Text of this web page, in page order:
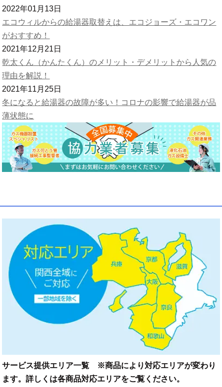
2022年01月13日
エコウィルからの給湯器取替えは、エコジョーズ・エコワン
がおすすめ！
2021年12月21日
乾太くん（かんたくん）のメリット・デメリットから人気の
理由を解説！
2021年11月25日
冬になると給湯器の故障が多い！コロナの影響で給湯器が品
薄状態に
サービス提供エリア一覧 ※商品により対応エリアが変わり
ます。詳しくは各商品対応エリアをご覧ください。